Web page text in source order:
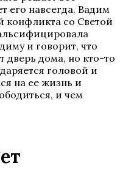
его навсегда. Вадим
конфликта со Светой
и говорит, что
дверь дома, но кто-то
головой и
на ее жизнь и
и чем